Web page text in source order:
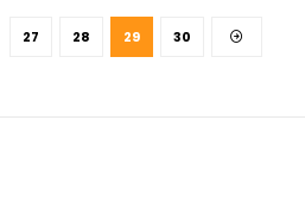
27 28 29 30